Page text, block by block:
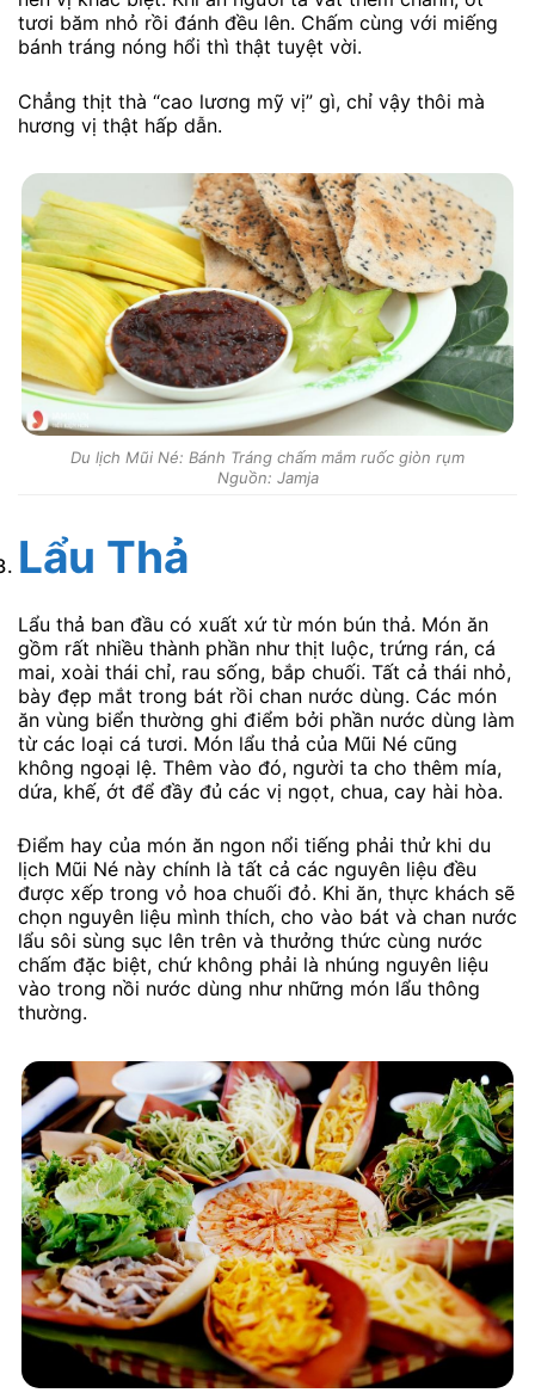
tươi băm nhỏ rồi đánh đều lên. Chấm cùng với miếng
bánh tráng nóng hổi thì thật tuyệt vời.
Chẳng thịt thà “cao lương mỹ vị” gì, chỉ vậy thôi mà
hương vị thật hấp dẫn.
Du lịch Mũi Né: Bánh Tráng chấm mắm ruốc giòn rụm
Nguồn: Jamja
Lẩu Thả
Lẩu thả ban đầu có xuất xứ từ món bún thả. Món ăn
gồm rất nhiều thành phần như thịt luộc, trứng rán, cá
mai, xoài thái chỉ, rau sống, bắp chuối. Tất cả thái nhỏ,
bày đẹp mắt trong bát rồi chan nước dùng. Các món
ăn vùng biển thường ghi điểm bởi phần nước dùng làm
từ các loại cá tươi. Món lẩu thả của Mũi Né cũng
không ngoại lệ. Thêm vào đó, người ta cho thêm mía,
dứa, khế, ớt để đầy đủ các vị ngọt, chua, cay hài hòa.
Điểm hay của món ăn ngon nổi tiếng phải thử khi du
lịch Mũi Né này chính là tất cả các nguyên liệu đều
được xếp trong vỏ hoa chuối đỏ. Khi ăn, thực khách sẽ
chọn nguyên liệu mình thích, cho vào bát và chan nước
lẩu sôi sùng sục lên trên và thưởng thức cùng nước
chấm đặc biệt, chứ không phải là nhúng nguyên liệu
vào trong nồi nước dùng như những món lẩu thông
thường.